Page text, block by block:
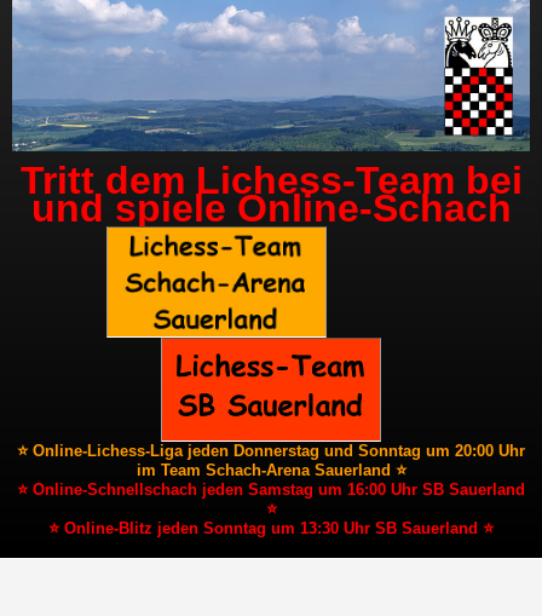
Tritt dem Lichess-Team bei
und spiele Online-Schach
⭐ Online-Lichess-Liga jeden Donnerstag und Sonntag um 20:00 Uhr
im Team Schach-Arena Sauerland ⭐
⭐ Online-Schnellschach jeden Samstag um 16:00 Uhr SB Sauerland
⭐
⭐ Online-Blitz jeden Sonntag um 13:30 Uhr SB Sauerland ⭐